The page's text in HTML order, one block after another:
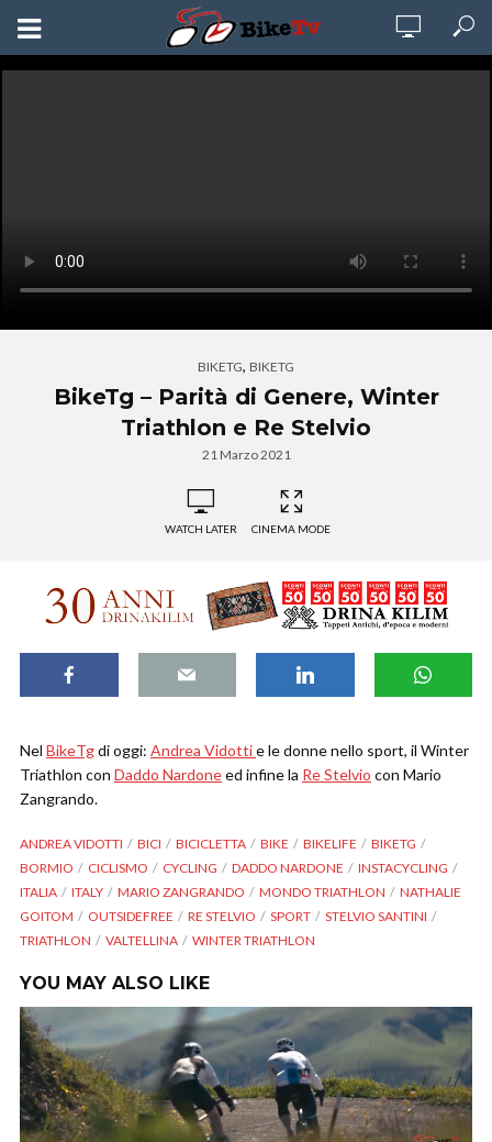
BIKETG, BIKETG
BikeTg – Parità di Genere, Winter
Triathlon e Re Stelvio
21 Marzo 2021
WATCH LATER CINEMA MODE
Nel BikeTgdi oggi: Andrea Vidottie le donne nello sport, il Winter
Triathlon con Daddo Nardoneed infine la Re Stelvio con Mario
Zangrando.
ANDREA VIDOTTI BICI BICICLETTA BIKE BIKELIFE
BIKETG
BORMIO
CICLISMO CYCLING DADDO NARDONE
INSTACYCLING
ITALIA
ITALY MARIO ZANGRANDO MONDO TRIATHLON
NATHALIE
GOITOM
OUTSIDEFREE RE STELVIO SPORT
STELVIO SANTINI
TRIATHLON
VALTELLINA WINTER TRIATHLON
YOU MAY ALSO LIKE